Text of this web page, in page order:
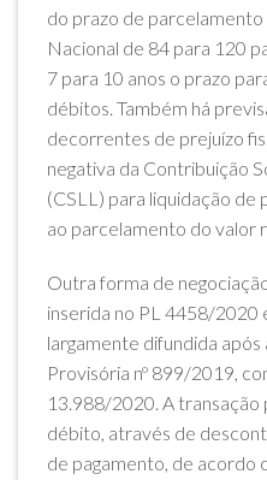
do prazo de
Nacional de 84 para 120
7 para 10 anos o prazo
débitos. Também há
decorrentes de prejuízo
negativa da Contribuição
(CSLL) para liquidação
ao parcelamento do valor
Outra forma de
inserida no PL 4458/2020
largamente difundida
Provisória nº 899/2019,
13.988/2020. A
débito, através de
de pagamento, de acordo